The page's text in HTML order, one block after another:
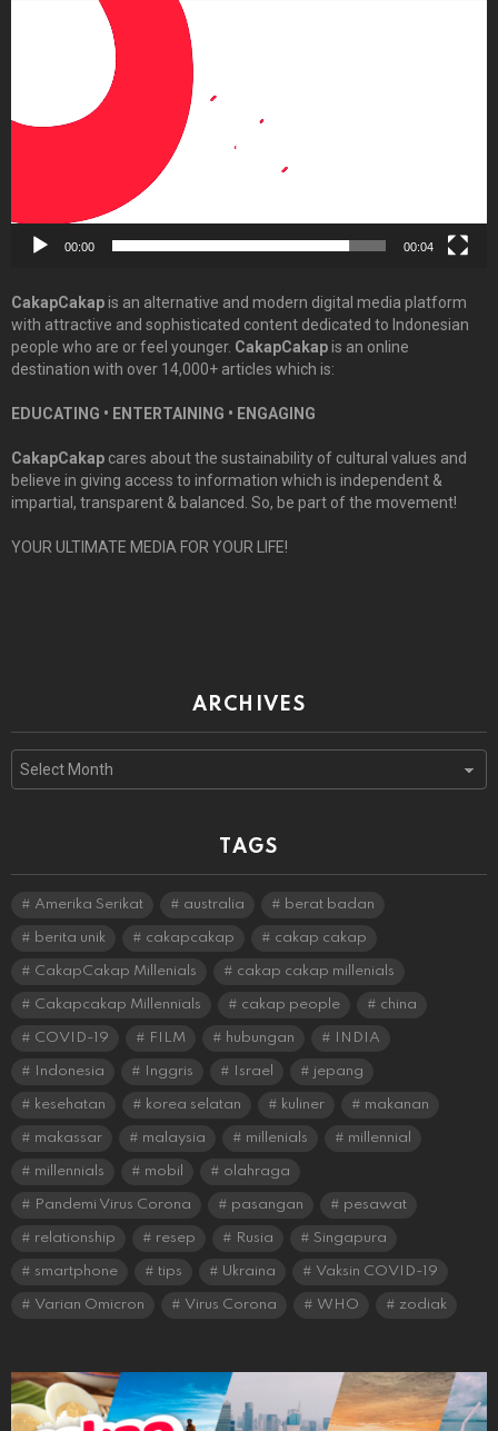
00:00 00:04
CakapCakapis an alternative and modern digital media platform
with attractive and sophisticated content dedicated to Indonesian
people who are or feel younger. CakapCakapis an online
destination with over 14,000+ articles which is:
EDUCATING • ENTERTAINING • ENGAGING
CakapCakap cares about the sustainability of cultural values and
believe in giving access to information which is independent &
impartial, transparent & balanced. So, be part of the movement!
YOUR ULTIMATE MEDIA FOR YOUR LIFE!
ARCHIVES
TAGS
Amerika Serikat australia berat badan
berita unik cakapcakap cakap cakap
CakapCakap Millenials cakap cakap millenials
Cakapcakap Millennials cakap people china
COVID-19 FILM hubungan INDIA
Indonesia Inggris Israel jepang
kesehatan korea selatan kuliner makanan
makassar malaysia millenials millennial
millennials mobil olahraga
Pandemi Virus Corona pasangan pesawat
relationship resep Rusia Singapura
smartphone tips Ukraina Vaksin COVID-19
Varian Omicron Virus Corona WHO zodiak